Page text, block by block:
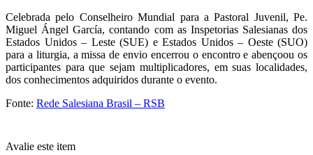
Celebrada pelo Conselheiro Mundial para a Pastoral Juvenil, Pe.
Miguel Ángel García, contando com as Inspetorias Salesianas dos
Estados Unidos – Leste (SUE) e Estados Unidos – Oeste (SUO)
para a liturgia, a missa de envio encerrou o encontro e abençoou os
participantes para que sejam multiplicadores, em suas localidades,
dos conhecimentos adquiridos durante o evento.
Fonte: Rede Salesiana Brasil – RSB
Avalie este item